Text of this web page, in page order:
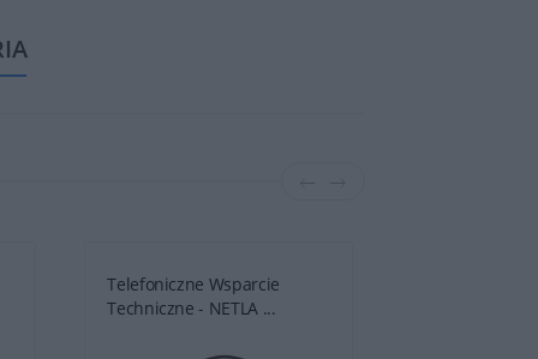
Telefoniczne Wsparcie
Techniczne - NETLA ...